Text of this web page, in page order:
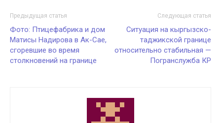
Предыдущая статья
Фото: Птицефабрика и дом
Матисы Надирова в Ак-Сае,
сгоревшие во время
столкновений на границе
Следующая статья
Ситуация на кыргызско-
таджикской границе
относительно стабильная —
Погранслужба КР